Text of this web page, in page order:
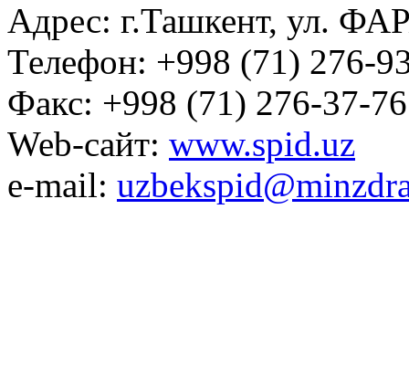
Адрес: г.Ташкент, ул.
Телефон: +998 (71) 276-
Факс: +998 (71) 276-37-76
Web-сайт: www.spid.uz
e-mail: